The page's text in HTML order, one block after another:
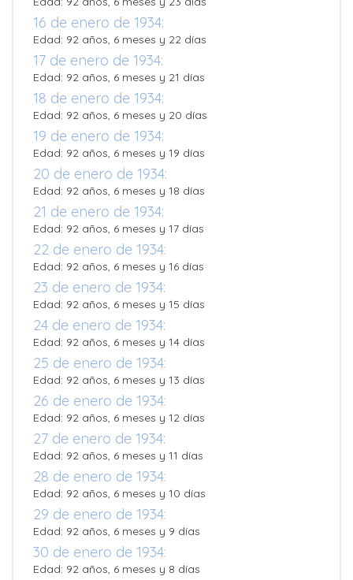
16 de enero de 1934:
Edad: 92 años, 6 meses y 22 días
17 de enero de 1934:
Edad: 92 años, 6 meses y 21 días
18 de enero de 1934:
Edad: 92 años, 6 meses y 20 días
19 de enero de 1934:
Edad: 92 años, 6 meses y 19 días
20 de enero de 1934:
Edad: 92 años, 6 meses y 18 días
21 de enero de 1934:
Edad: 92 años, 6 meses y 17 días
22 de enero de 1934:
Edad: 92 años, 6 meses y 16 días
23 de enero de 1934:
Edad: 92 años, 6 meses y 15 días
24 de enero de 1934:
Edad: 92 años, 6 meses y 14 días
25 de enero de 1934:
Edad: 92 años, 6 meses y 13 días
26 de enero de 1934:
Edad: 92 años, 6 meses y 12 días
27 de enero de 1934:
Edad: 92 años, 6 meses y 11 días
28 de enero de 1934:
Edad: 92 años, 6 meses y 10 días
29 de enero de 1934:
Edad: 92 años, 6 meses y 9 días
30 de enero de 1934:
Edad: 92 años, 6 meses y 8 días